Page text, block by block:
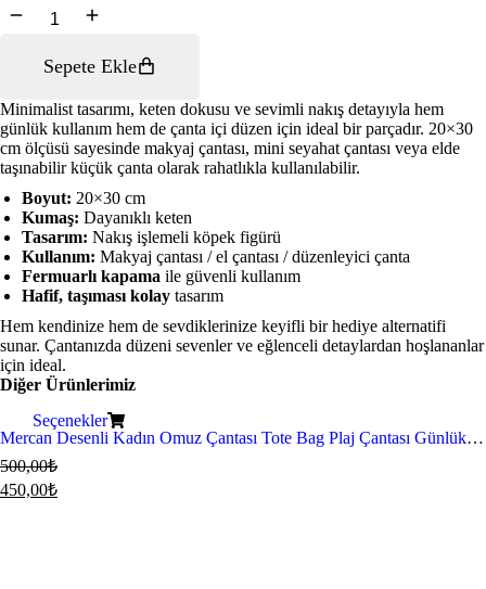
Detaylı
El
&
Makyaj
Çantası
Köpek
Figürlü
20x30
cm
adet
Sepete Ekle
Minimalist tasarımı, keten dokusu ve sevimli nakış detayıyla hem
günlük kullanım hem de çanta içi düzen için ideal bir parçadır. 20×30
cm ölçüsü sayesinde makyaj çantası, mini seyahat çantası veya elde
taşınabilir küçük çanta olarak rahatlıkla kullanılabilir.
Boyut: 20×30 cm
Kumaş: Dayanıklı keten
Tasarım: Nakış işlemeli köpek figürü
Kullanım: Makyaj çantası / el çantası / düzenleyici çanta
Fermuarlı kapama ile güvenli kullanım
Hafif, taşıması kolay tasarım
Hem kendinize hem de sevdiklerinize keyifli bir hediye alternatifi
sunar. Çantanızda düzeni sevenler ve eğlenceli detaylardan hoşlananlar
için ideal.
Diğer Ürünlerimiz
Seçenekler
Mercan Desenli Kadın Omuz Çantası Tote Bag Plaj Çantası Günlük Kullanım Kumaş Çanta - 55x45 cm
500,00₺
450,00₺